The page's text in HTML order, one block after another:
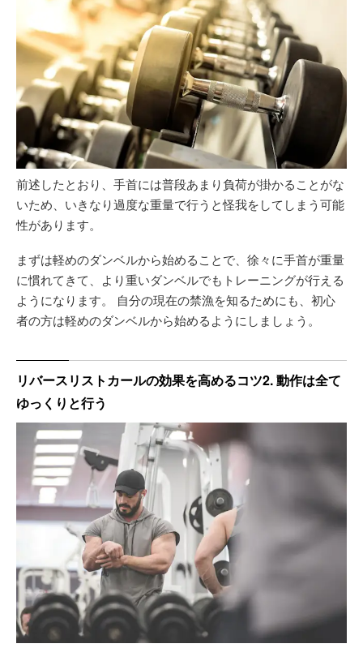
前述したとおり、手首には普段あまり負荷が掛かることがな
いため、いきなり過度な重量で行うと怪我をしてしまう可能
性があります。
まずは軽めのダンベルから始めることで、徐々に手首が重量
に慣れてきて、より重いダンベルでもトレーニングが行える
ようになります。 自分の現在の禁漁を知るためにも、初心
者の方は軽めのダンベルから始めるようにしましょう。
リバースリストカールの効果を高めるコツ2. 動作は全て
ゆっくりと行う